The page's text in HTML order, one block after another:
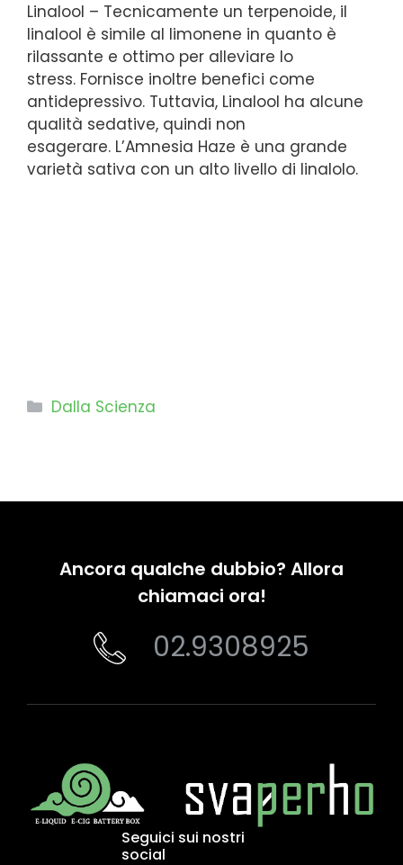
Linalool – Tecnicamente un terpenoide, il
linalool è simile al limonene in quanto è
rilassante e ottimo per alleviare lo
stress. Fornisce inoltre benefici come
antidepressivo. Tuttavia, Linalool ha alcune
qualità sedative, quindi non
esagerare. L’Amnesia Haze è una grande
varietà sativa con un alto livello di linalolo.
Categorie
Dalla Scienza
Ancora qualche dubbio? Allora
chiamaci ora!
02.9308925
Seguici sui nostri
social